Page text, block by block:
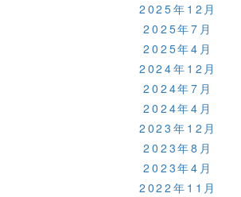
2025年12月
2025年7月
2025年4月
2024年12月
2024年7月
2024年4月
2023年12月
2023年8月
2023年4月
2022年11月